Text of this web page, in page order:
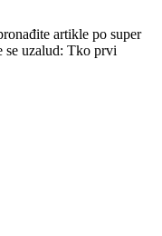
artikle po super
se uzalud: Tko prvi